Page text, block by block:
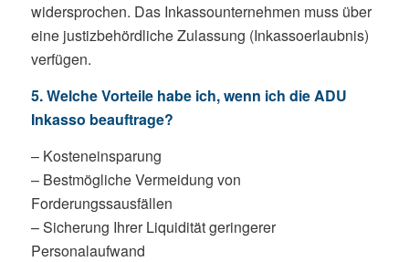
widersprochen. Das Inkassounternehmen muss über
eine justizbehördliche Zulassung (Inkassoerlaubnis)
verfügen.
5. Welche Vorteile habe ich, wenn ich die ADU
Inkasso beauftrage?
– Kosteneinsparung
– Bestmögliche Vermeidung von
Forderungssausfällen
– Sicherung Ihrer Liquidität geringerer
Personalaufwand